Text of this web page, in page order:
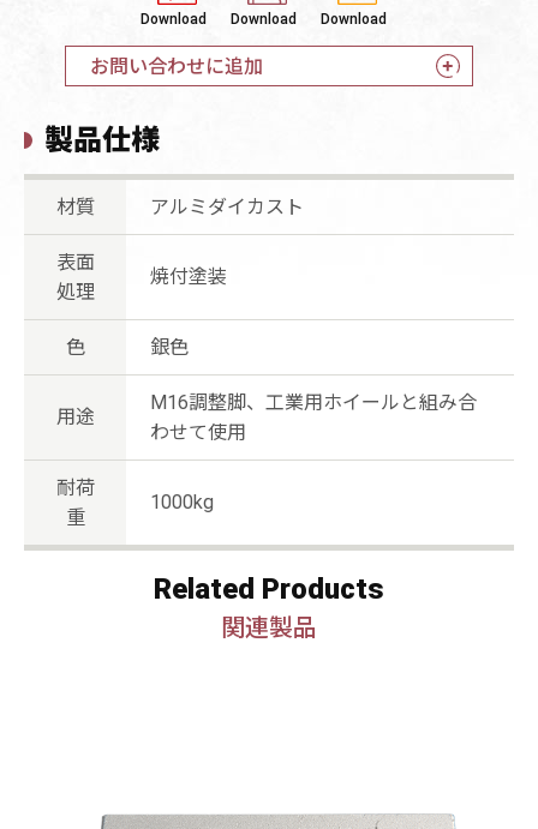
Download Download Download
お問い合わせに追加
製品仕様
材質 アルミダイカスト
表面
処理
焼付塗装
色 銀色
用途
M16調整脚、工業用ホイールと組み合
わせて使用
耐荷
重
1000kg
Related Products
関連製品